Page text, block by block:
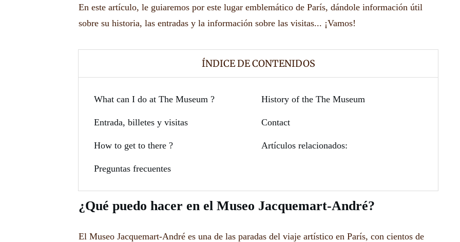
En este artículo, le guiaremos por este lugar emblemático de París, dándole información útil
sobre su historia, las entradas y la información sobre las visitas... ¡Vamos!
ÍNDICE DE CONTENIDOS
What can I do at The Museum ?
Entrada, billetes y visitas
How to get to there ?
Preguntas frecuentes
History of the The Museum
Contact
Artículos relacionados:
¿Qué puedo hacer en el Museo Jacquemart-André?
El Museo Jacquemart-André es una de las paradas del viaje artístico en París, con cientos de